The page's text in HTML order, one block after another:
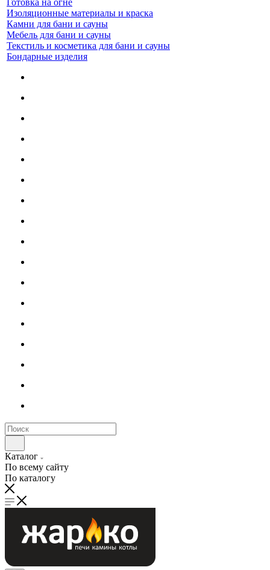
Готовка на огне
Изоляционные материалы и краска
Камни для бани и сауны
Мебель для бани и сауны
Текстиль и косметика для бани и сауны
Бондарные изделия
Каталог
По всему сайту
По каталогу